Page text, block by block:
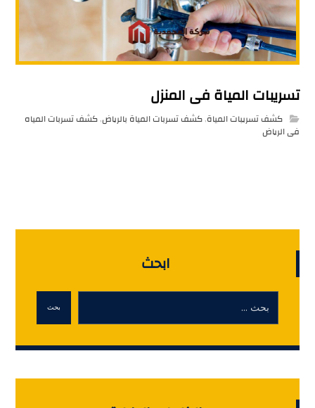
تسريبات المياة فى المنزل
كشف تسريبات المياة,كشف تسربات المياة بالرياض,كشف تسربات المياه
فى الرياض
ابحث
بحث